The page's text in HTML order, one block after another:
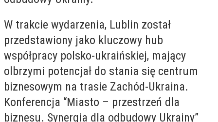
W trakcie wydarzenia, Lublin został
przedstawiony jako kluczowy hub
współpracy polsko-ukraińskiej, mający
olbrzymi potencjał do stania się centrum
biznesowym na trasie Zachód-Ukraina.
Konferencja “Miasto – przestrzeń dla
biznesu. Synergia dla odbudowy Ukrainy”